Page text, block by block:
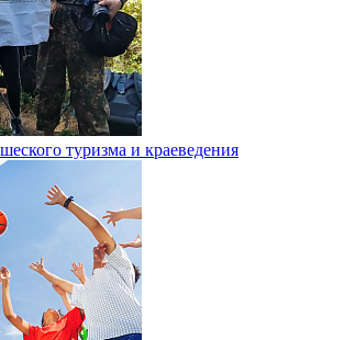
туризма и краеведения